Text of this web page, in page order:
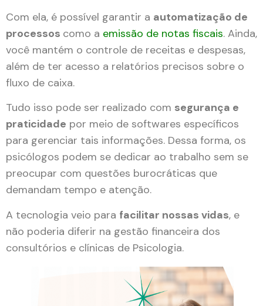
Com ela, é possível garantir a automatização de
processos como a emissão de notas fiscais. Ainda,
você mantém o controle de receitas e despesas,
além de ter acesso a relatórios precisos sobre o
fluxo de caixa.
Tudo isso pode ser realizado com segurança e
praticidade por meio de softwares específicos
para gerenciar tais informações. Dessa forma, os
psicólogos podem se dedicar ao trabalho sem se
preocupar com questões burocráticas que
demandam tempo e atenção.
A tecnologia veio para facilitar nossas vidas, e
não poderia diferir na gestão financeira dos
consultórios e clínicas de Psicologia.